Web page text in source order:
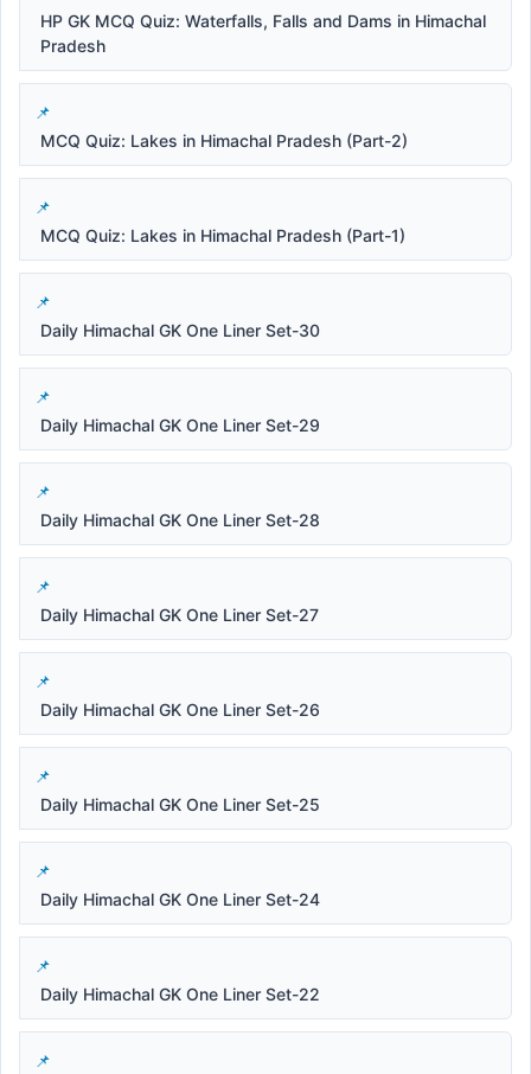
HP GK MCQ Quiz: Waterfalls, Falls and Dams in Himachal
Pradesh
MCQ Quiz: Lakes in Himachal Pradesh (Part-2)
MCQ Quiz: Lakes in Himachal Pradesh (Part-1)
Daily Himachal GK One Liner Set-30
Daily Himachal GK One Liner Set-29
Daily Himachal GK One Liner Set-28
Daily Himachal GK One Liner Set-27
Daily Himachal GK One Liner Set-26
Daily Himachal GK One Liner Set-25
Daily Himachal GK One Liner Set-24
Daily Himachal GK One Liner Set-22